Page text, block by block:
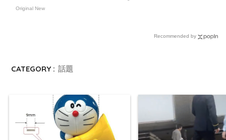
Original New
Recommended by
CATEGORY : 話題